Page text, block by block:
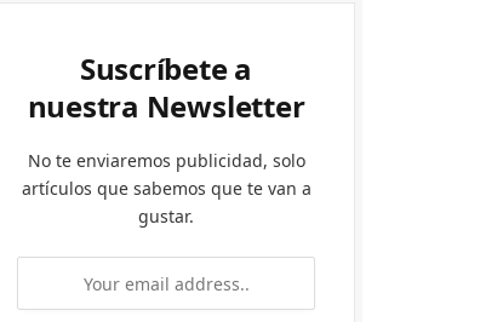
Suscríbete a
nuestra Newsletter
No te enviaremos publicidad, solo
artículos que sabemos que te van a
gustar.